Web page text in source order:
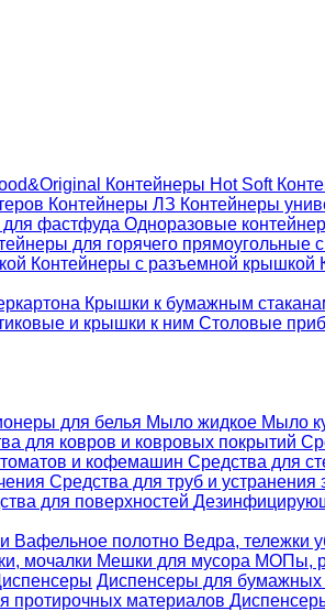
Контейнеры Hot Soft
Контейнеры ЛЗ Контейнеры
для фастфуда Одноразовые
для горячего прямоугольные
Контейнеры с разъемной крышкой
Крышки к бумажным
и крышки к ним Столовые
для белья Мыло жидкое Мыло
для ковров и ковровых покрытий
и кофемашин Средства для
Средства для труб и устранения
для поверхностей
Вафельное полотно Ведра, тележки
мочалки Мешки для мусора МОПы,
Диспенсеры для бумажных
протирочных материалов